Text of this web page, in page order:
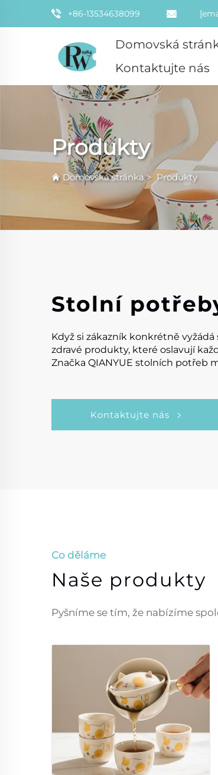
+86-13534638099
Domovská
Kontaktujte nás
Produkty
Domovská stránka>Produkty
Stolní
Když si zákazník konkrétně
zdravé produkty, které oslavují
Značka QIANYUE stolních potřeb
Kontaktujte nás
Co děláme
Naše produkty
Pyšníme se tím, že nabízíme